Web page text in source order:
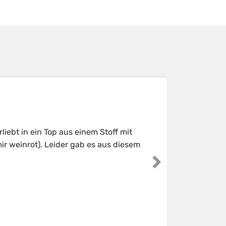
in ein Top aus einem Stoff mit
weinrot). Leider gab es aus diesem